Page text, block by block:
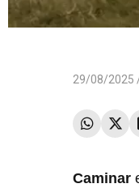
29/08/2025
Caminar